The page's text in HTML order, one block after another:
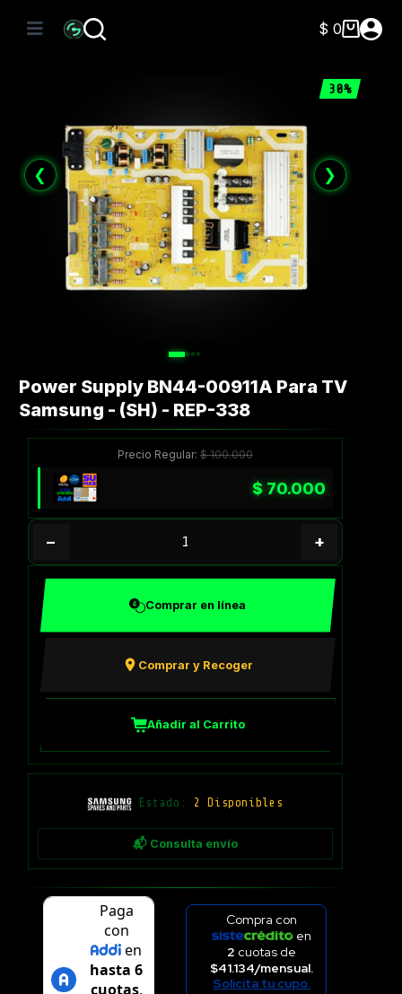
Carro
$ 0
30%
❮ ❯
Power Supply BN44-00911A Para TV
Samsung - (SH) - REP-338
Precio Regular:$100.000
$ 70.000
− +
Comprar en línea
Comprar y Recoger
Añadir al Carrito
Estado: 2 Disponibles
📬 Consulta envío
Compra con
en
2 cuotas de
$41.134/mensual.
Solicita tu cupo.